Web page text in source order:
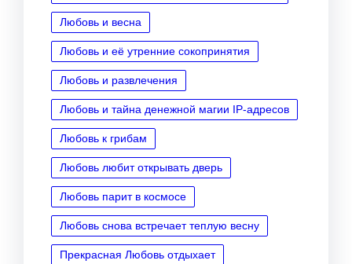
Любовь и весна
Любовь и её утренние сокопринятия
Любовь и развлечения
Любовь и тайна денежной магии IP‑адресов
Любовь к грибам
Любовь любит открывать дверь
Любовь парит в космосе
Любовь снова встречает теплую весну
Прекрасная Любовь отдыхает